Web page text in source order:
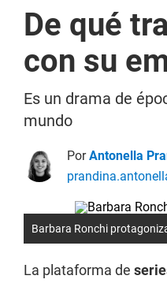
De qué
con su
Es un drama de
mundo
PorAntonella
Barbara Ronchi
La plataforma de